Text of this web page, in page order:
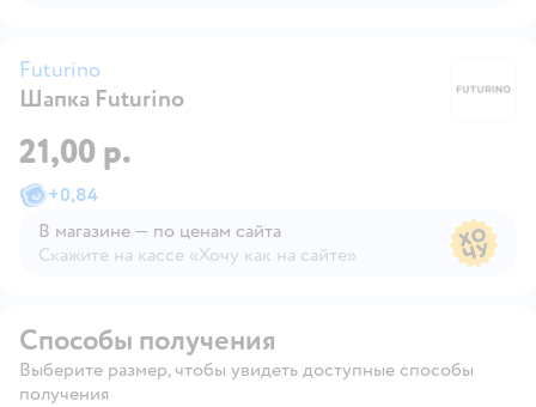
Futurino
Шапка Futurino
21,00 р.
+0,84
В магазине — по ценам сайта
Скажите на кассе «Хочу как на сайте»
Способы получения
Выберите размер, чтобы увидеть доступные способы
получения